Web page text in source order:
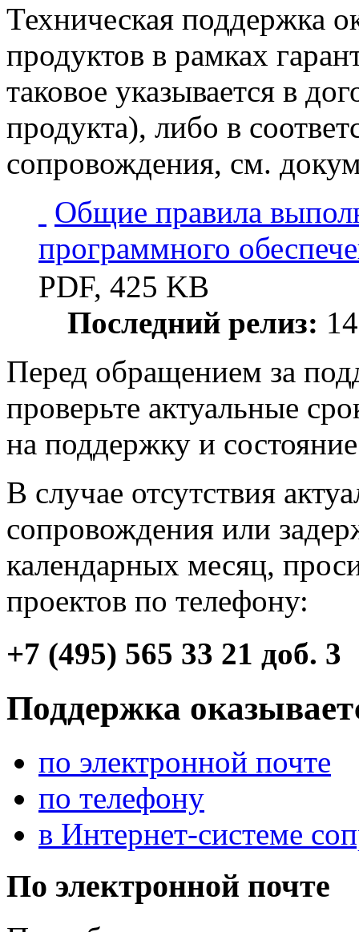
Техническая поддержка
продуктов в рамках
таковое указывается в
продукта), либо в
сопровождения, см.
Общие правила
программного
PDF, 425 KB
Последний релиз:
Перед обращением за
проверьте актуальные
на поддержку и
В случае отсутствия
сопровождения или
календарных месяц,
проектов по телефону:
+7 (495) 565 33 21 доб. 3
Поддержка
по электронной почте
по телефону
в Интернет-системе
По электронной почте